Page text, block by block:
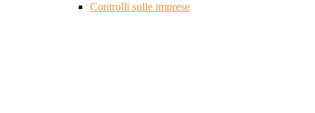
Controlli sulle imprese